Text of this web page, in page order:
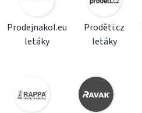
Prodejnakol.eu
letáky
Proděti.cz
letáky